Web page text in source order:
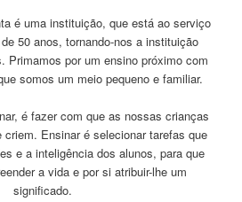
é uma instituição, que está ao serviço
50 anos, tornando-nos a instituição
Primamos por um ensino próximo com
somos um meio pequeno e familiar.
é fazer com que as nossas crianças
Ensinar é selecionar tarefas que
e a inteligência dos alunos, para que
a vida e por si atribuir-lhe um
significado.